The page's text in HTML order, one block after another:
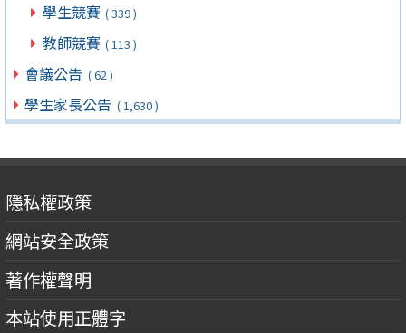
學生競賽 ( 339 )
教師競賽 ( 113 )
會議公告 ( 62 )
學生家長公告 ( 1,630 )
隱私權政策
網站安全政策
著作權聲明
本站使用正體字